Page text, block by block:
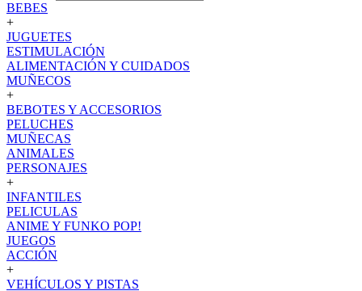
BEBES
+
JUGUETES
ESTIMULACIÓN
ALIMENTACIÓN Y CUIDADOS
MUÑECOS
+
BEBOTES Y ACCESORIOS
PELUCHES
MUÑECAS
ANIMALES
PERSONAJES
+
INFANTILES
PELICULAS
ANIME Y FUNKO POP!
JUEGOS
ACCIÓN
+
VEHÍCULOS Y PISTAS